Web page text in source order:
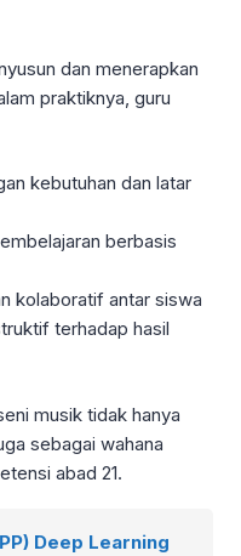
dan menerapkan
praktiknya, guru
kebutuhan dan latar
berbasis
kolaboratif antar siswa
terhadap hasil
musik tidak hanya
sebagai wahana
abad 21.
Deep Learning